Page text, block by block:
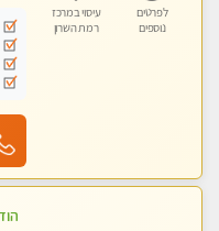
לפרטים
נוספים
עיסוי במרכז
רמת השרון